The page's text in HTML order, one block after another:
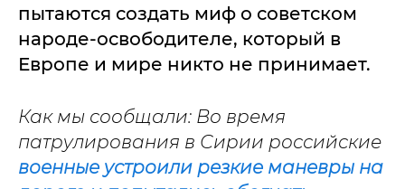
пытаются создать миф о советском
народе-освободителе, который в
Европе и мире никто не принимает.
Как мы сообщали: Во время
патрулирования в Сирии российские
военные устроили резкие маневры на